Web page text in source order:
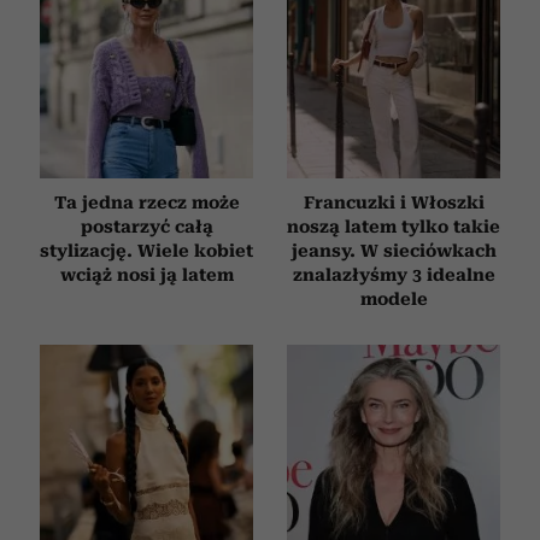
Ta jedna rzecz może
postarzyć całą
stylizację. Wiele kobiet
wciąż nosi ją latem
Francuzki i Włoszki
noszą latem tylko takie
jeansy. W sieciówkach
znalazłyśmy 3 idealne
modele